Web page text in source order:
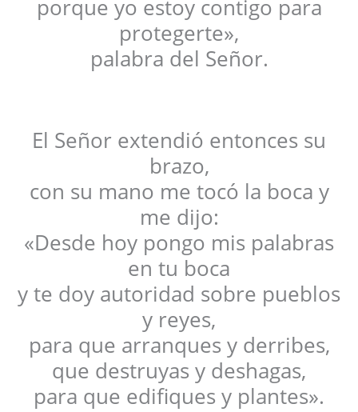
porque yo estoy contigo para
protegerte»,
palabra del Señor.
El Señor extendió entonces su
brazo,
con su mano me tocó la boca y
me dijo:
«Desde hoy pongo mis palabras
en tu boca
y te doy autoridad sobre pueblos
y reyes,
para que arranques y derribes,
que destruyas y deshagas,
para que edifiques y plantes».